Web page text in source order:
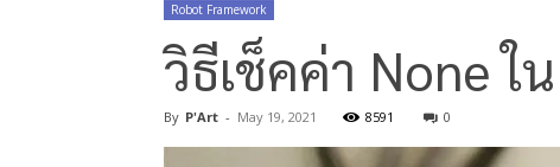
Robot Framework
วิธีเช็คค่า None ใ
By P'Art - May 19, 2021 8591 0